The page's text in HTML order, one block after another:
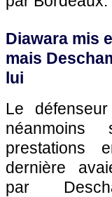
Diawara mis
mais
lui
Le
prestations
dernière
par